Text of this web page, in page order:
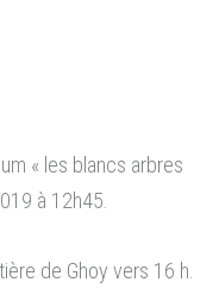
« les blancs arbres
à 12h45.
de Ghoy vers 16 h.